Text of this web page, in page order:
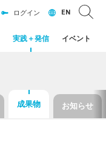
実践＋発信 イベント
ログイン EN
成果物 お知らせ